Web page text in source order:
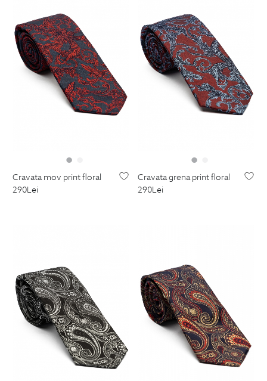
cravata mov print floral
290Lei
cravata grena print floral
290Lei